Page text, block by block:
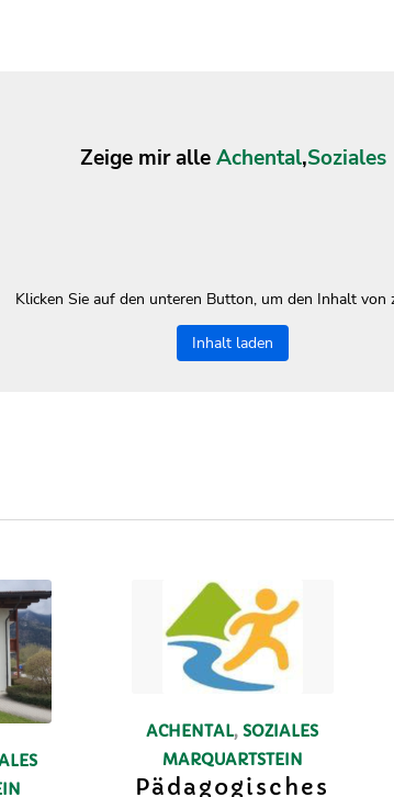
Zeige mir alleAchental,Soziales
Klicken Sie auf den unteren Button, um den Inhalt von
Inhalt laden
ACHENTAL,SOZIALES
MARQUARTSTEIN
Pädagogisches